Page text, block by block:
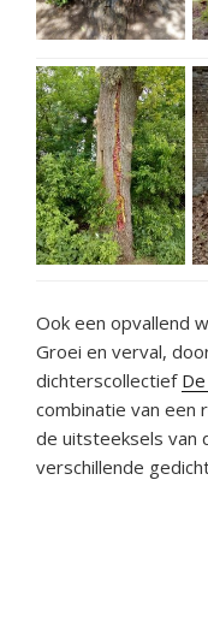
Ook een opvallend
Groei en verval,
dichterscollectief
combinatie van een
de uitsteeksels van
verschillende